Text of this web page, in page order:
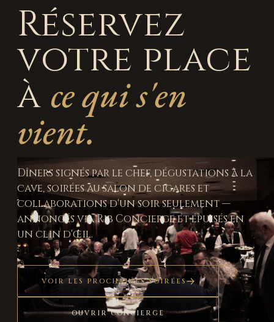
Réservez
votre place
àce qui s'en
vient.
Dîners signés par le chef, dégustations à la
cave, soirées au salon de cigares et
collaborations d'un soir seulement —
annoncés via Rib Concierge et épuisés en
un clin d'œil.
VOIR LES PROCHAINES SOIRÉES
OUVRIR CONCIERGE